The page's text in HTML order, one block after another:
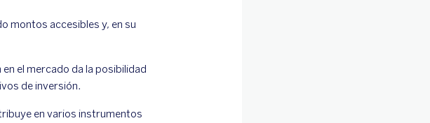
montos accesibles y, en su
el mercado da la posibilidad
de inversión.
en varios instrumentos